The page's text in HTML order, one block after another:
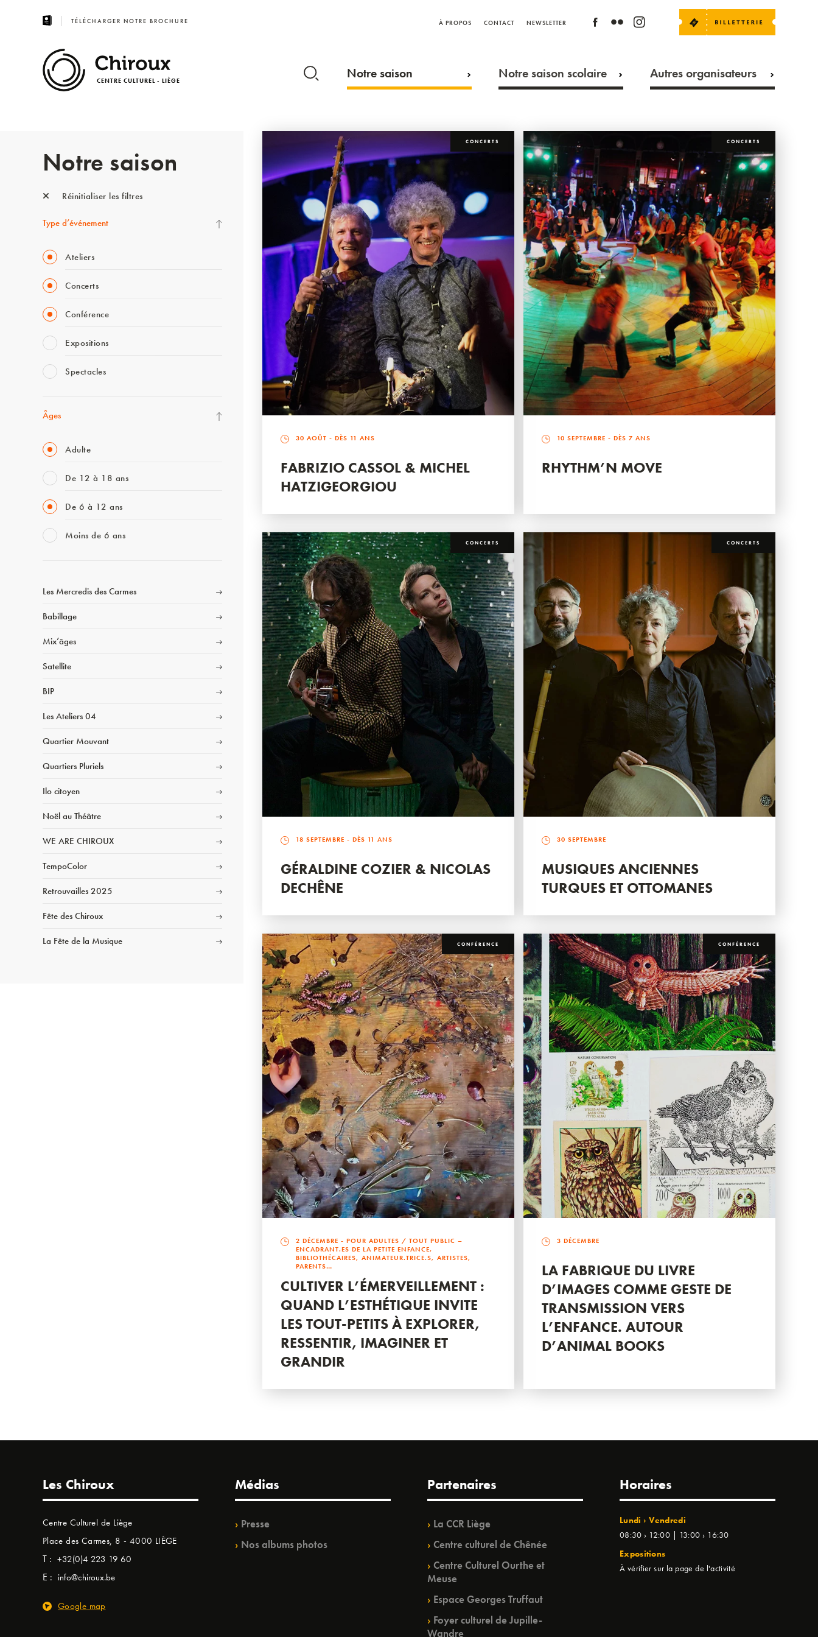
TÉLÉCHARGER NOTRE BROCHURE À PROPOS CONTACT NEWSLETTER
CENTRE CULTUREL - LIÈGE Notre saison Notre saison scolaire Autres organisateurs
Notre saison
Réinitialiser les filtres
Type d’événement
Ateliers
Concerts
Conférence
Expositions
Spectacles
Âges
Adulte
De 12 à 18 ans
De 6 à 12 ans
Moins de 6 ans
Les Mercredis des Carmes
Babillage
Mix’âges
Satellite
BIP
Les Ateliers 04
Quartier Mouvant
Quartiers Pluriels
Ilo citoyen
Noël au Théâtre
WE ARE CHIROUX
TempoColor
Retrouvailles 2025
Fête des Chiroux
La Fête de la Musique
CONCERTS
30 AOÛT - DÈS 11 ANS
FABRIZIO CASSOL & MICHEL
HATZIGEORGIOU
CONCERTS
10 SEPTEMBRE - DÈS 7 ANS
RHYTHM’N MOVE
CONCERTS
18 SEPTEMBRE - DÈS 11 ANS
GÉRALDINE COZIER & NICOLAS
DECHÊNE
CONCERTS
30 SEPTEMBRE
MUSIQUES ANCIENNES
TURQUES ET OTTOMANES
CONFÉRENCE
2 DÉCEMBRE - POUR ADULTES / TOUT PUBLIC –
ENCADRANT.ES DE LA PETITE ENFANCE,
BIBLIOTHÉCAIRES, ANIMATEUR.TRICE.S, ARTISTES,
PARENTS…
CULTIVER L’ÉMERVEILLEMENT :
QUAND L’ESTHÉTIQUE INVITE
LES TOUT-PETITS À EXPLORER,
RESSENTIR, IMAGINER ET
GRANDIR
CONFÉRENCE
3 DÉCEMBRE
LA FABRIQUE DU LIVRE
D’IMAGES COMME GESTE DE
TRANSMISSION VERS
L’ENFANCE. AUTOUR
D’ANIMAL BOOKS
Les Chiroux
Centre Culturel de Liège
Place des Carmes, 8 - 4000 LIÈGE
T : +32(0)4 223 19 60
E : info@chiroux.be
Google map
Médias
Presse
Nos albums photos
Partenaires
La CCR Liège
Centre culturel de Chênée
Centre Culturel Ourthe et
Meuse
Espace Georges Truffaut
Foyer culturel de Jupille-
Wandre
Horaires
Lundi › Vendredi
08:30 › 12:00 | 13:00 › 16:30
Expositions
À vérifier sur la page de l'activité